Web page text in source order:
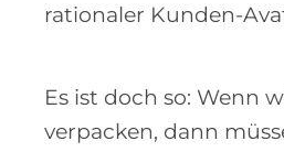
rationaler Kunden-
Es ist doch so: Wenn
verpacken, dann